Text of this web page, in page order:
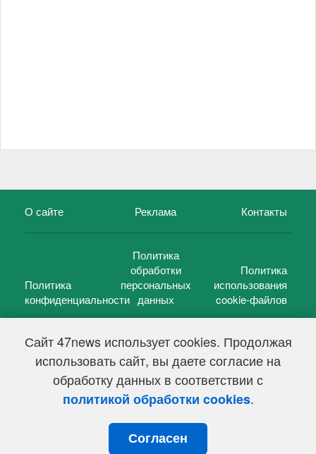
Сайт 47news использует cookies. Продолжая
использовать сайт, вы даете согласие на
обработку данных в соответствии с
политикой обработки cookies.
Согласен
О сайте Реклама Контакты
Политика
конфиденциальности
Политика
обработки
персональных
данных
Политика
использования
cookie-файлов
47 новостей (47 news)2005 — 2026 г.
Свидетельство о регистрации СМИ Эл № ФС 77-39848, выдано
Федеральной службой по надзору в сфере связи,
информационных технологий и массовых коммуникаций